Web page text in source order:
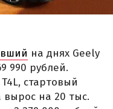
на днях Geely
990 рублей.
стартовый
вырос на 20 тыс.